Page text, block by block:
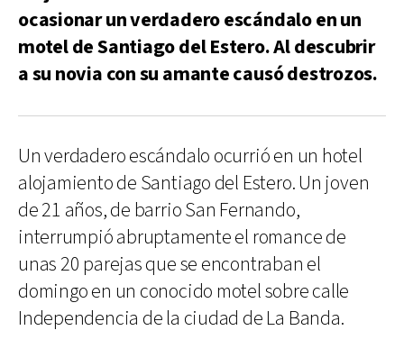
ocasionar un verdadero escándalo en un
motel de Santiago del Estero. Al descubrir
a su novia con su amante causó destrozos.
Un verdadero escándalo ocurrió en un hotel
alojamiento de Santiago del Estero. Un joven
de 21 años, de barrio San Fernando,
interrumpió abruptamente el romance de
unas 20 parejas que se encontraban el
domingo en un conocido motel sobre calle
Independencia de la ciudad de La Banda.